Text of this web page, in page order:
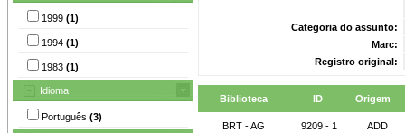
1999 (1)
1994 (1)
1983 (1)
Idioma
Português (3)
Categoria do assunto:
Marc:
Registro original:
Biblioteca ID Origem
BRT - AG 9209 - 1 ADD